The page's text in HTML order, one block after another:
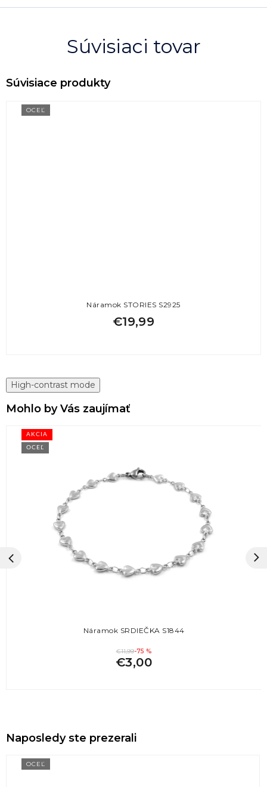
Súvisiaci tovar
OCEĽ
Náramok STORIES S2925
€19,99
High-contrast mode
Mohlo by Vás zaujímať
AKCIA
OCEĽ
Náramok SRDIEČKA S1844
€11,99-75 %
€3,00
Naposledy ste prezerali
OCEĽ